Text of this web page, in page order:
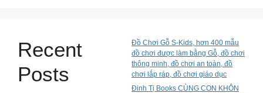
Recent
Posts
Đồ Chơi Gỗ S-Kids, hơn 400 mẫu
đồ chơi được làm bằng Gỗ, đồ chơi
thông minh, đồ chơi an toàn, đồ
chơi lắp ráp, đồ chơi giáo dục
Đinh Tị Books CÙNG CON KHÔN